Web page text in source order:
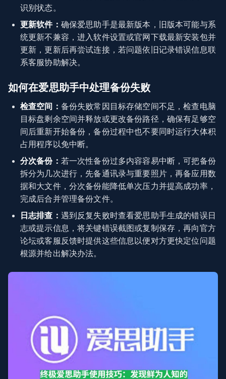
识别状态。
更新软件： 确保爱思助手是最新版本，旧版本可能与系
统更新不兼容，进入软件设置或官网下载最新安装包并
更新，更新后再尝试连接，若问题依旧记录错误信息联
系客服协助解决。
如何在爱思助手中处理备份失败
检查空间： 备份失败常因目标存储空间不足，检查电脑
目标盘剩余空间并释放或更改备份路径，确保有足够空
间后重新开始备份，备份过程中也不要同时运行大体积
占用程序以免中断。
分次备份： 若一次性备份过多内容容易中断，可把备份
拆分为几次进行，先备通讯录与重要照片，再备应用数
据和大文件，分次备份能降低单次压力并提高成功率，
完成后合并管理备份文件。
日志排查： 遇到反复失败时查看爱思助手生成的错误日
志或提示信息，将关键错误截图或复制保存，再向官方
论坛或客服反馈时提供这些信息以便对方更快定位问题
根源并给出解决办法。